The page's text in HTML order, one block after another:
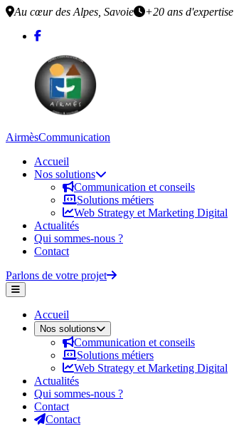
Aller au contenu principal
Au cœur des Alpes, Savoie +20 ans d'expertise
AirmèsCommunication
Accueil
Nos solutions
Communication et conseils
Solutions métiers
Web Strategy et Marketing Digital
Actualités
Qui sommes-nous ?
Contact
Parlons de votre projet
Accueil
Nos solutions
Communication et conseils
Solutions métiers
Web Strategy et Marketing Digital
Actualités
Qui sommes-nous ?
Contact
Contact